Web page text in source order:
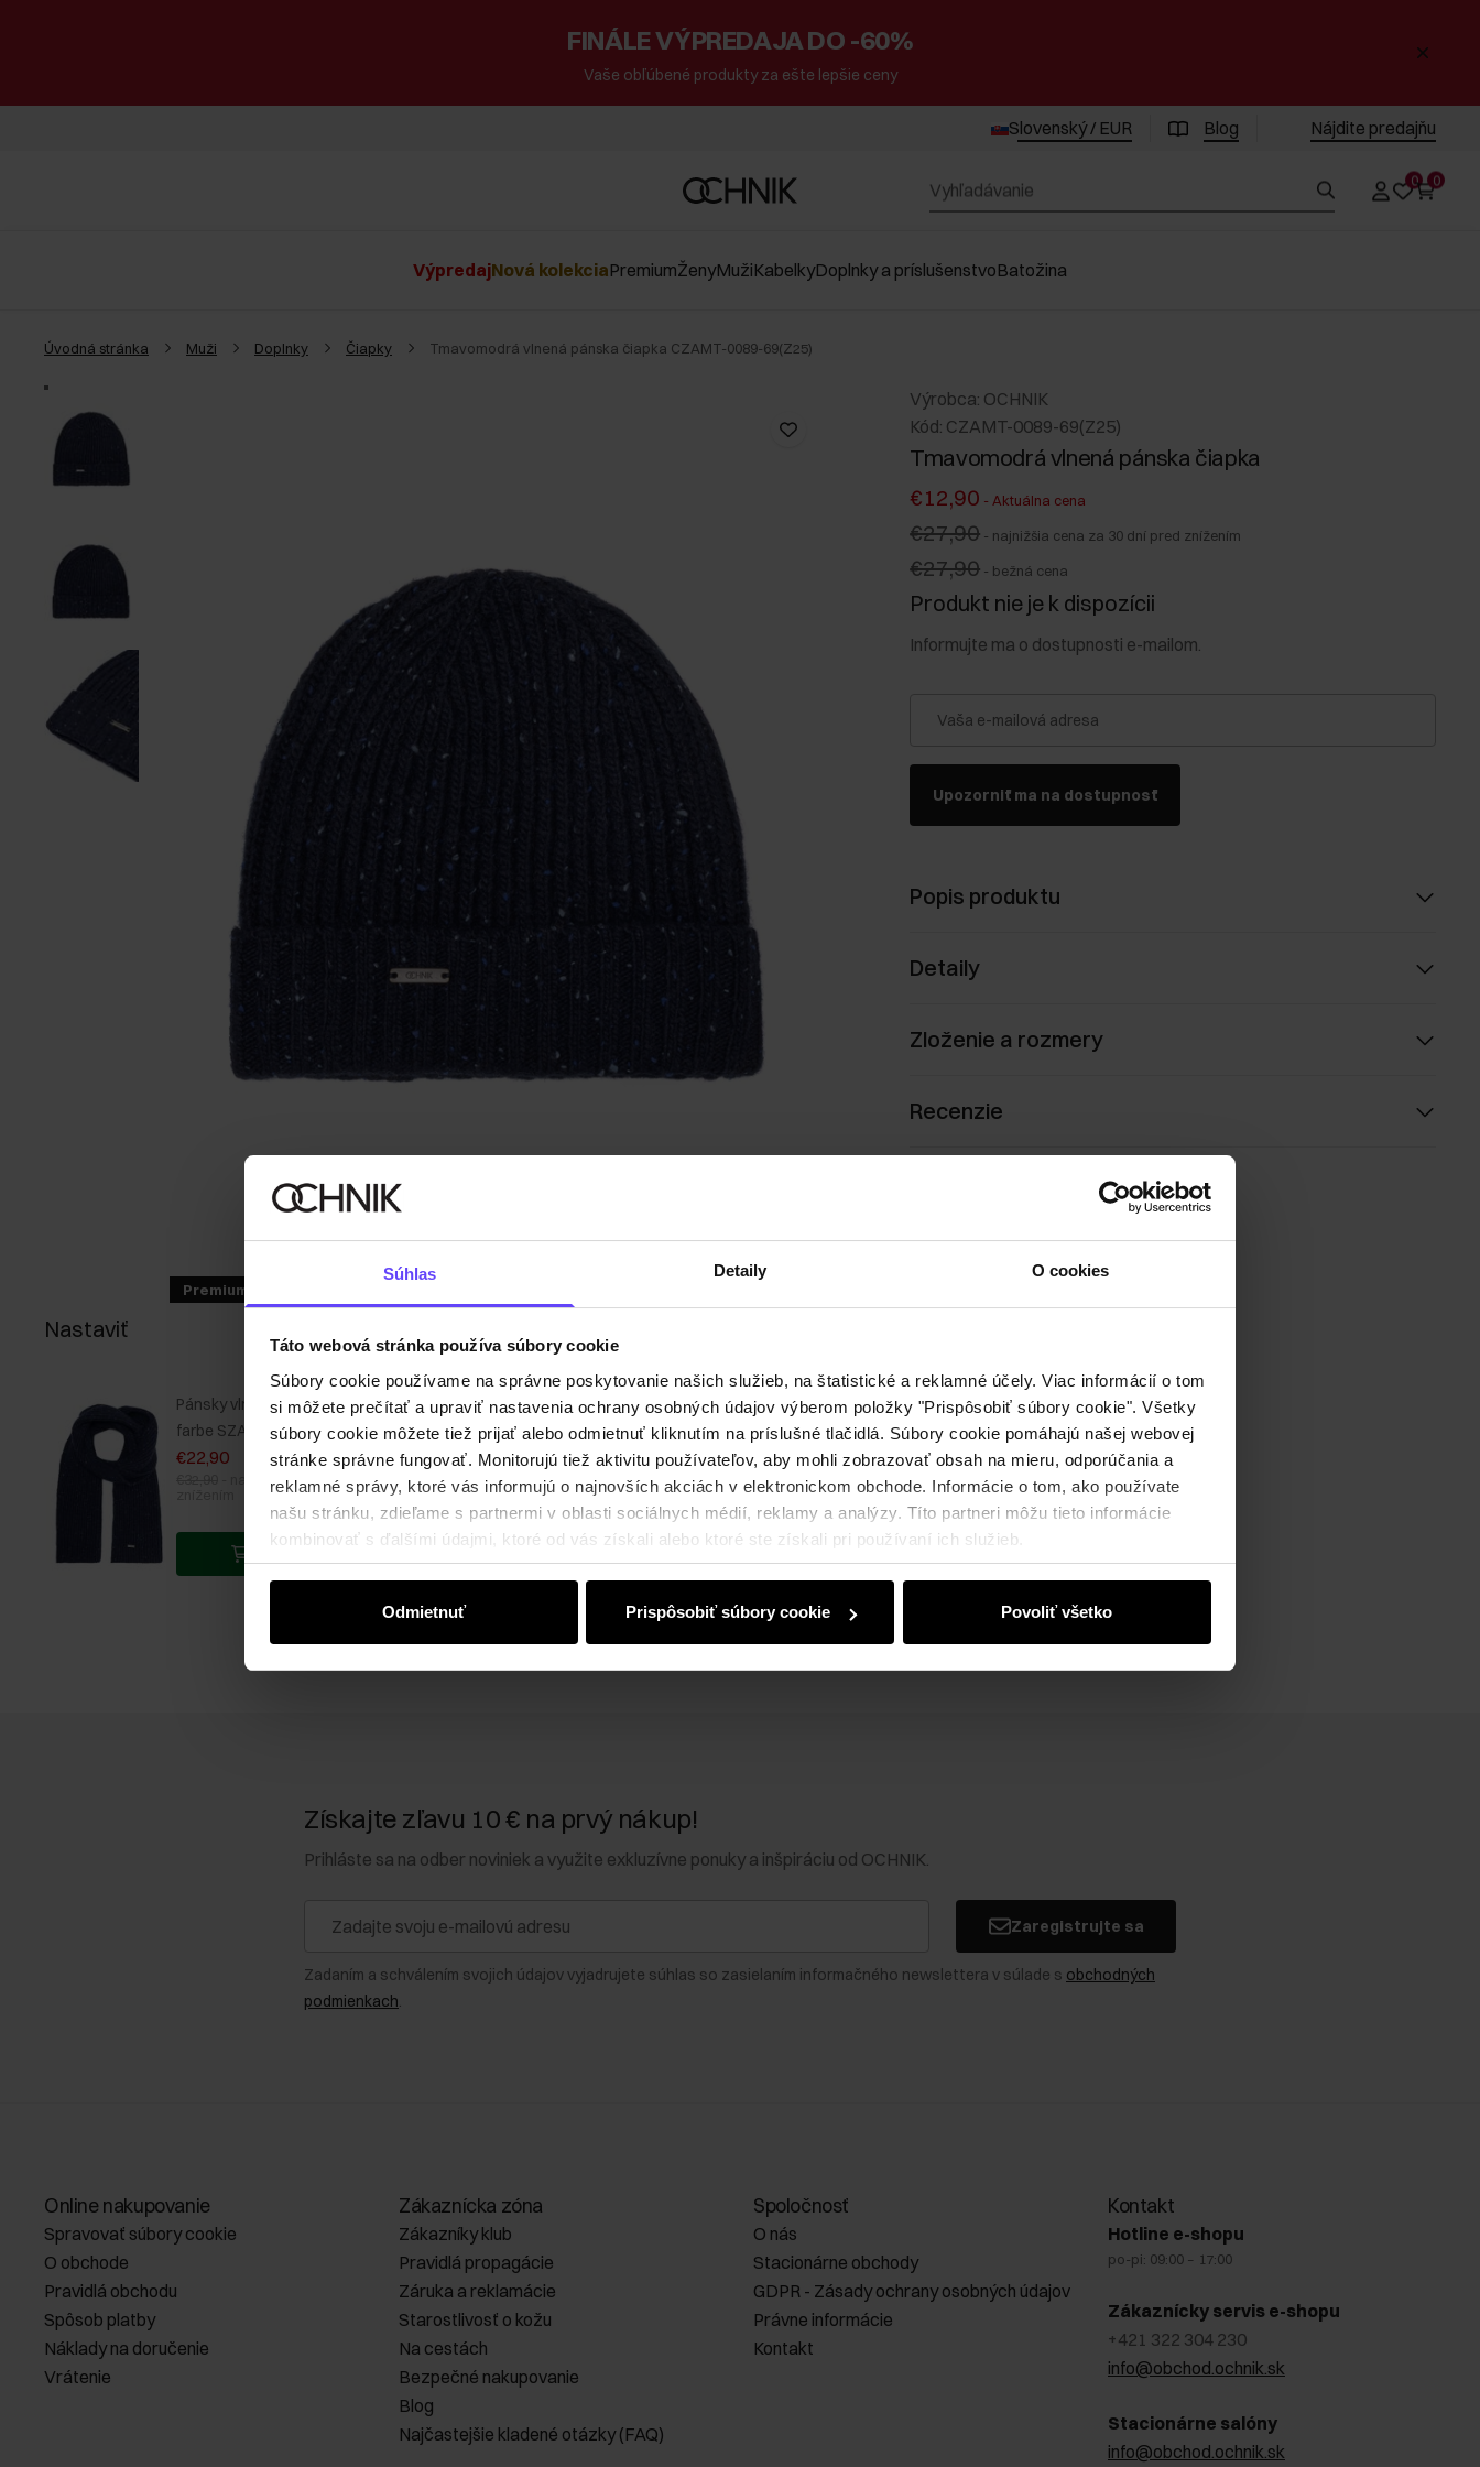
Súhlas Detaily O cookies
Táto webová stránka používa súbory cookie
Súbory cookie používame na správne poskytovanie našich služieb, na štatistické a reklamné účely. Viac informácií o tom
si môžete prečítať a upraviť nastavenia ochrany osobných údajov výberom položky "Prispôsobiť súbory cookie". Všetky
súbory cookie môžete tiež prijať alebo odmietnuť kliknutím na príslušné tlačidlá. Súbory cookie pomáhajú našej webovej
stránke správne fungovať. Monitorujú tiež aktivitu používateľov, aby mohli zobrazovať obsah na mieru, odporúčania a
reklamné správy, ktoré vás informujú o najnovších akciách v elektronickom obchode. Informácie o tom, ako používate
našu stránku, zdieľame s partnermi v oblasti sociálnych médií, reklamy a analýzy. Títo partneri môžu tieto informácie
kombinovať s ďalšími údajmi, ktoré od vás získali alebo ktoré ste získali pri používaní ich služieb.
Odmietnuť Prispôsobiť súbory cookie Povoliť všetko
FINÁLE VÝPREDAJA DO -60%
Vaše obľúbené produkty za ešte lepšie ceny
Slovenský / EUR Blog Nájdite predajňu
0 0
VýpredajNová kolekciaPremiumŽenyMužiKabelkyDoplnky a príslušenstvoBatožina
Úvodná stránka Muži Doplnky Čiapky Tmavomodrá vlnená pánska čiapka CZAMT-0089-69(Z25)
Premium
Nastaviť
Pánsky vlnený šál v tmavomodrej
farbe SZAMT-0086-69(Z25)
€22,90
najnižšia cena za 30 dní pred
Výrobca: OCHNIK
Kód: CZAMT-0089-69(Z25)
Tmavomodrá vlnená pánska čiapka
€12,90 - Aktuálna cena
€27,90 - najnižšia cena za 30 dní pred znížením
€27,90 - bežná cena
Produkt nie je k dispozícii
Informujte ma o dostupnosti e-mailom.
Vaša e-mailová adresa
Upozorniť ma na dostupnosť
Popis produktu
Detaily
Zloženie a rozmery
Recenzie
Získajte zľavu 10 € na prvý nákup!
Prihláste sa na odber noviniek a využite exkluzívne ponuky a inšpiráciu od OCHNIK.
Zaregistrujte sa
Zadaním a schválením svojich údajov vyjadrujete súhlas so zasielaním informačného newslettera v súlade s obchodných
podmienkach.
Online nakupovanie
Spravovať súbory cookie
O obchode
Pravidlá obchodu
Spôsob platby
Náklady na doručenie
Vrátenie
Zákaznícka zóna
Zákazníky klub
Pravidlá propagácie
Záruka a reklamácie
Starostlivosť o kožu
Na cestách
Bezpečné nakupovanie
Blog
Najčastejšie kladené otázky (FAQ)
Spoločnosť
O nás
Stacionárne obchody
GDPR - Zásady ochrany osobných údajov
Právne informácie
Kontakt
Kontakt
Hotline e-shopu
po-pi: 09:00 – 17:00
Zákaznícky servis e-shopu
+421 322 304 230
info@obchod.ochnik.sk
Stacionárne salóny
info@obchod.ochnik.sk